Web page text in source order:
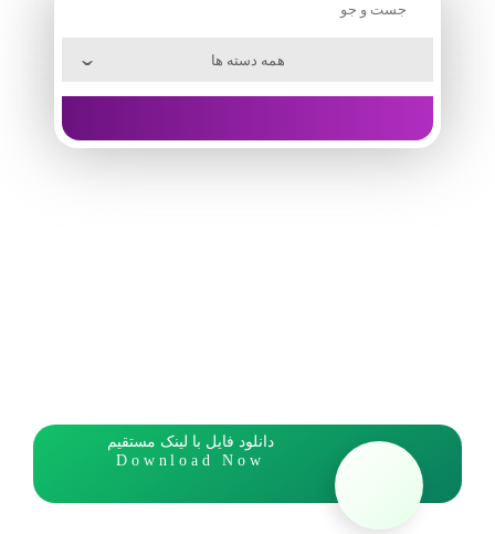
دانلود فایل با لینک مستقیم
Download Now